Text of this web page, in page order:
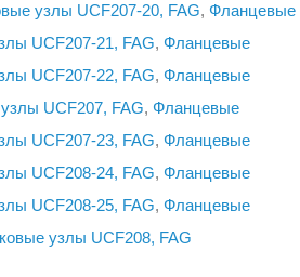
узлы UCF207-20, FAG, Фланцевые
UCF207-21, FAG, Фланцевые
UCF207-22, FAG, Фланцевые
UCF207, FAG, Фланцевые
UCF207-23, FAG, Фланцевые
UCF208-24, FAG, Фланцевые
UCF208-25, FAG, Фланцевые
узлы UCF208, FAG